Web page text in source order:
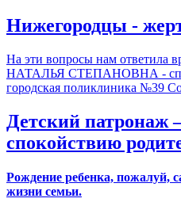
Нижегородцы -
На эти вопросы нам
НАТАЛЬЯ СТЕПАНОВНА -
городская поликлиника №39
Детский патронаж
спокойствию
Рождение ребенка, пожалуй,
жизни семьи.